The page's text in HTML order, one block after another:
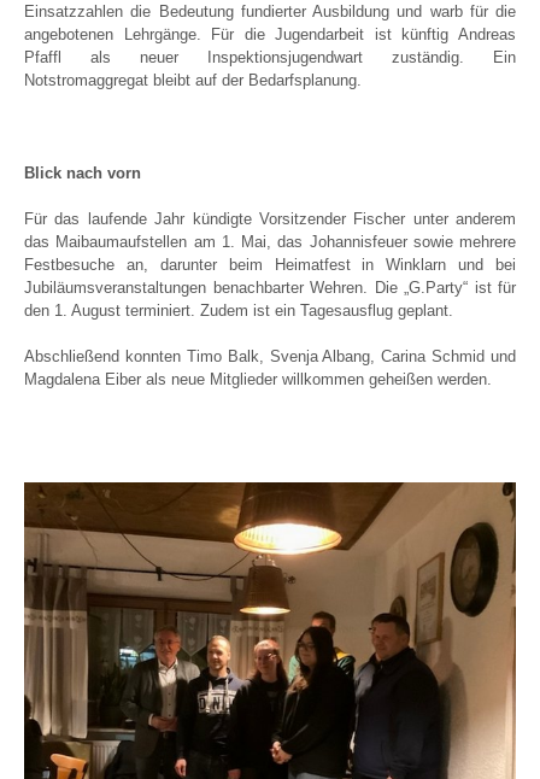
Einsatzzahlen die Bedeutung fundierter Ausbildung und warb für die
angebotenen Lehrgänge. Für die Jugendarbeit ist künftig Andreas
Pfaffl als neuer Inspektionsjugendwart zuständig. Ein
Notstromaggregat bleibt auf der Bedarfsplanung.
Blick nach vorn
Für das laufende Jahr kündigte Vorsitzender Fischer unter anderem
das Maibaumaufstellen am 1. Mai, das Johannisfeuer sowie mehrere
Festbesuche an, darunter beim Heimatfest in Winklarn und bei
Jubiläumsveranstaltungen benachbarter Wehren. Die „G.Party“ ist für
den 1. August terminiert. Zudem ist ein Tagesausflug geplant.
Abschließend konnten Timo Balk, Svenja Albang, Carina Schmid und
Magdalena Eiber als neue Mitglieder willkommen geheißen werden.